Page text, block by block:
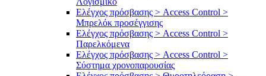
Ελέγχος πρόσβασης > Access Control >
Μπρελόκ προσέγγισης
Ελέγχος πρόσβασης > Access Control >
Παρελκόμενα
Ελέγχος πρόσβασης > Access Control >
Σύστημα χρονοπαρουσίας